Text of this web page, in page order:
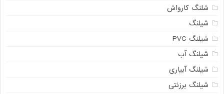
شلنگ کارواش
شیلنگ
شیلنگ PVC
شیلنگ آب
شیلنگ آبیاری
شیلنگ برزنتی